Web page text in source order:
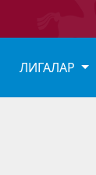
ЛИГАЛАР